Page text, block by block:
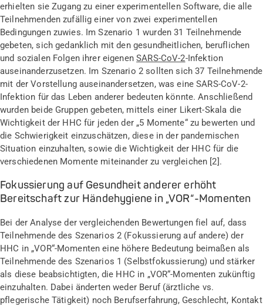
erhielten sie Zugang zu einer experimentellen Software, die alle
Teilnehmenden zufällig einer von zwei experimentellen
Bedingungen zuwies. Im Szenario 1 wurden 31 Teilnehmende
gebeten, sich gedanklich mit den gesundheitlichen, beruflichen
und sozialen Folgen ihrer eigenenSARS-CoV-2-Infektion
auseinanderzusetzen. Im Szenario 2 sollten sich 37 Teilnehmende
mit der Vorstellung auseinandersetzen, was eine SARS-CoV-2-
Infektion für das Leben anderer bedeuten könnte. Anschließend
wurden beide Gruppen gebeten, mittels einer Likert-Skala die
Wichtigkeit der HHC für jeden der „5 Momente“ zu bewerten und
die Schwierigkeit einzuschätzen, diese in der pandemischen
Situation einzuhalten, sowie die Wichtigkeit der HHC für die
verschiedenen Momente miteinander zu vergleichen [2].
Fokussierung auf Gesundheit anderer erhöht
Bereitschaft zur Händehygiene in „VOR“-Momenten
Bei der Analyse der vergleichenden Bewertungen fiel auf, dass
Teilnehmende des Szenarios 2 (Fokussierung auf andere) der
HHC in „VOR“-Momenten eine höhere Bedeutung beimaßen als
Teilnehmende des Szenarios 1 (Selbstfokussierung) und stärker
als diese beabsichtigten, die HHC in „VOR“-Momenten zukünftig
einzuhalten. Dabei änderten weder Beruf (ärztliche vs.
pflegerische Tätigkeit) noch Berufserfahrung, Geschlecht, Kontakt